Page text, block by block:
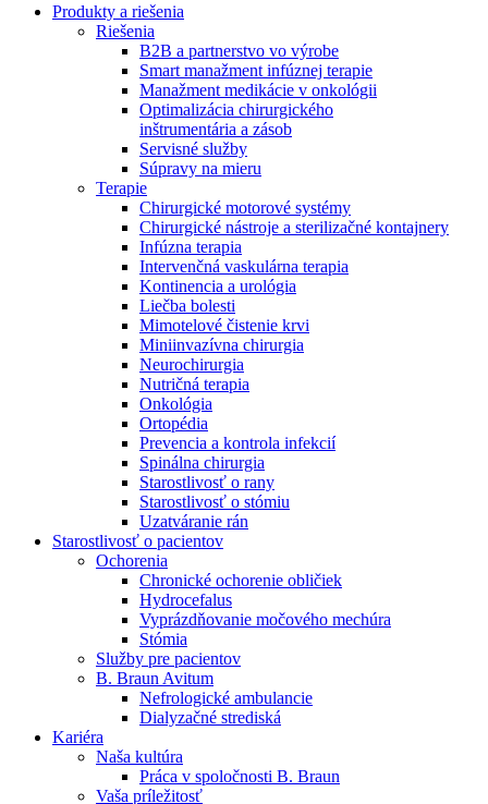
Produktový katalóg​
Objavte naše produkty. ​Navštívte produktový katalóg B.
Braun​ s našim kompletným produktovým portfóliom.​
Nefrologické ambulancie
V nefrologických ambulanciách prevádzkujeme poradenstvo
a prípravu pacientov k jednotlivým metódam náhrady funkcie
obličiek. Zvoľte si mesto, ktoré potrebujete a navštívte nás.
Zostaňte v dialógu s B. Braun. Kontaktujte nás.
Produkty a riešenia
Riešenia
B2B a partnerstvo vo výrobe
Smart manažment infúznej terapie
Manažment medikácie v onkológii
Optimalizácia chirurgického
inštrumentária a zásob
Servisné služby
Súpravy na mieru
Terapie
Chirurgické motorové systémy
Chirurgické nástroje a sterilizačné kontajnery
Infúzna terapia
Intervenčná vaskulárna terapia
Kontinencia a urológia
Liečba bolesti
Mimotelové čistenie krvi
Miniinvazívna chirurgia
Neurochirurgia
Nutričná terapia
Onkológia
Ortopédia
Prevencia a kontrola infekcií
Spinálna chirurgia
Starostlivosť o rany
Starostlivosť o stómiu
Uzatváranie rán
Starostlivosť o pacientov
Ochorenia
Chronické ochorenie obličiek
Hydrocefalus
Vyprázdňovanie močového mechúra
Stómia
Služby pre pacientov
B. Braun Avitum
Nefrologické ambulancie
Dialyzačné strediská
Kariéra
Naša kultúra
Práca v spoločnosti B. Braun
Vaša príležitosť